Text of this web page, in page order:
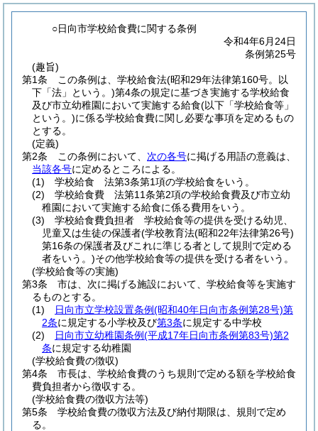
○日向市学校給食費に関する条例
令和4年6月24日
条例第25号
(趣旨)
第1条
この条例は、学校給食法(昭和29年法律第160号。以
下「法」という。)第4条の規定に基づき実施する学校給食
及び市立幼稚園において実施する給食(以下「学校給食等」
という。)に係る学校給食費に関し必要な事項を定めるもの
とする。
(定義)
第2条
この条例において、 次の各号に掲げる用語の意義は、
当該各号に定めるところによる。
(1)
学校給食 法第3条第1項の学校給食をいう。
(2)
学校給食費 法第11条第2項の学校給食費及び市立幼
稚園において実施する給食に係る費用をいう。
(3)
学校給食費負担者 学校給食等の提供を受ける幼児、
児童又は生徒の保護者(学校教育法(昭和22年法律第26号)
第16条の保護者及びこれに準じる者として規則で定める
者をいう。)その他学校給食等の提供を受ける者をいう。
(学校給食等の実施)
第3条
市は、次に掲げる施設において、学校給食等を実施す
るものとする。
(1)
日向市立学校設置条例(昭和40年日向市条例第28号)第
2条に規定する小学校及び第3条に規定する中学校
(2)
日向市立幼稚園条例(平成17年日向市条例第83号)第2
条に規定する幼稚園
(学校給食費の徴収)
第4条
市長は、学校給食費のうち規則で定める額を学校給食
費負担者から徴収する。
(学校給食費の徴収方法等)
第5条
学校給食費の徴収方法及び納付期限は、規則で定め
る。